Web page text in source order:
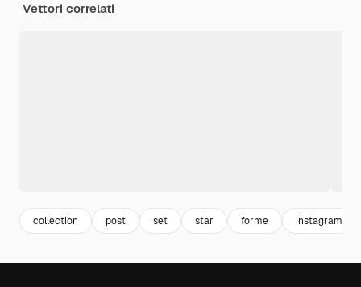
Vettori correlati
collection post set star forme instagram